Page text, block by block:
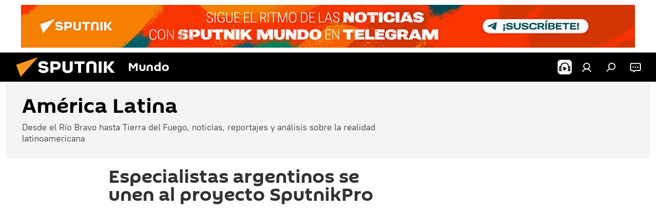
Mundo
América Latina
Desde el Río Bravo hasta Tierra del Fuego, noticias, reportajes y análisis sobre la realidad
latinoamericana
Especialistas argentinos se
unen al proyecto SputnikPro